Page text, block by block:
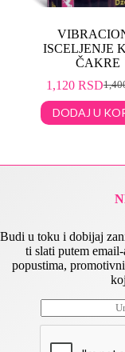
ISCELJENJE
ČAKRE
1,120 RSD
DODAJ U
Budi u toku i dobijaj
ti slati putem
popustima,
m
m